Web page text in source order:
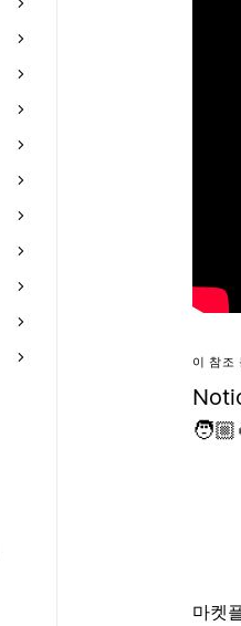
이 참조
마켓